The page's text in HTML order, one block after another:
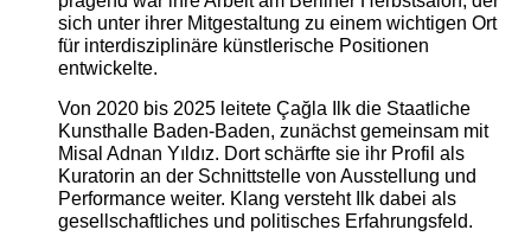
sich unter ihrer Mitgestaltung zu einem wichtigen Ort
für interdisziplinäre künstlerische Positionen
entwickelte.
Von 2020 bis 2025 leitete Çağla Ilk die Staatliche
Kunsthalle Baden-Baden, zunächst gemeinsam mit
Misal Adnan Yıldız. Dort schärfte sie ihr Profil als
Kuratorin an der Schnittstelle von Ausstellung und
Performance weiter. Klang versteht Ilk dabei als
gesellschaftliches und politisches Erfahrungsfeld.